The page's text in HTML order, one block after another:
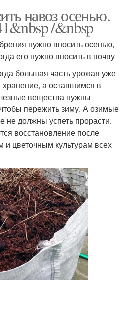
навоз осенью.
/&nbsp
нужно вносить осенью,
его нужно вносить в почву
большая часть урожая уже
а оставшимся в
вещества нужны
пережить зиму. А озимые
не должны успеть прорасти.
восстановление после
и цветочным культурам всех